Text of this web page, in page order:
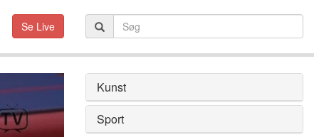
Se Live
Kunst
Sport